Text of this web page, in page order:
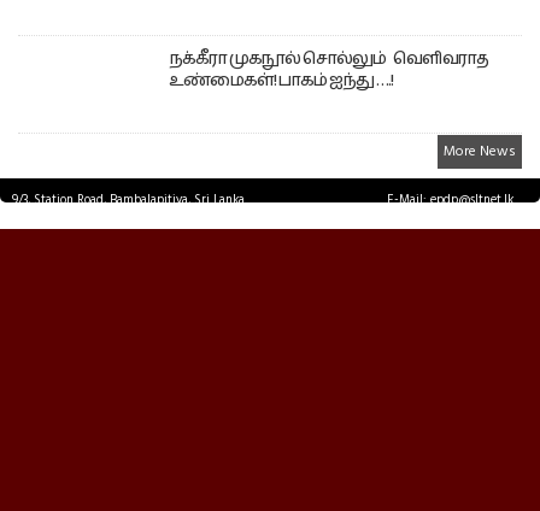
நக்கீரா முகநூல் சொல்லும் வெளிவராத
உண்மைகள்! பாகம் ஐந்து ….!
More News
9/3, Station Road, Bambalapitiya, Sri Lanka.
E-Mail: epdp@sltnet.lk